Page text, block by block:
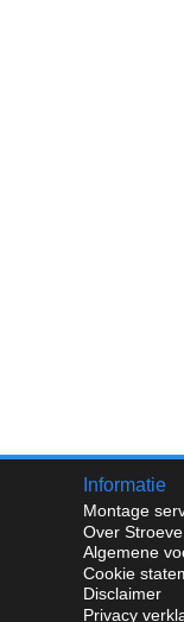
Informatie
Montage
Over
Algemene
Cookie
Disclaimer
Privacy